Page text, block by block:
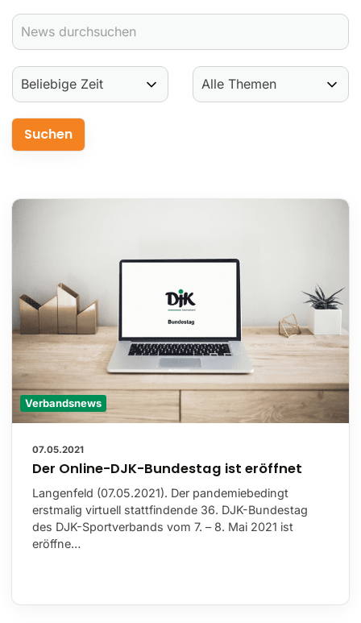
Verbandsnews
07.05.2021
Der Online-DJK-Bundestag ist eröffnet
Langenfeld (07.05.2021). Der pandemiebedingt
erstmalig virtuell stattfindende 36. DJK-Bundestag
des DJK-Sportverbands vom 7. – 8. Mai 2021 ist
eröffne…
Sport
Service
Kontakt